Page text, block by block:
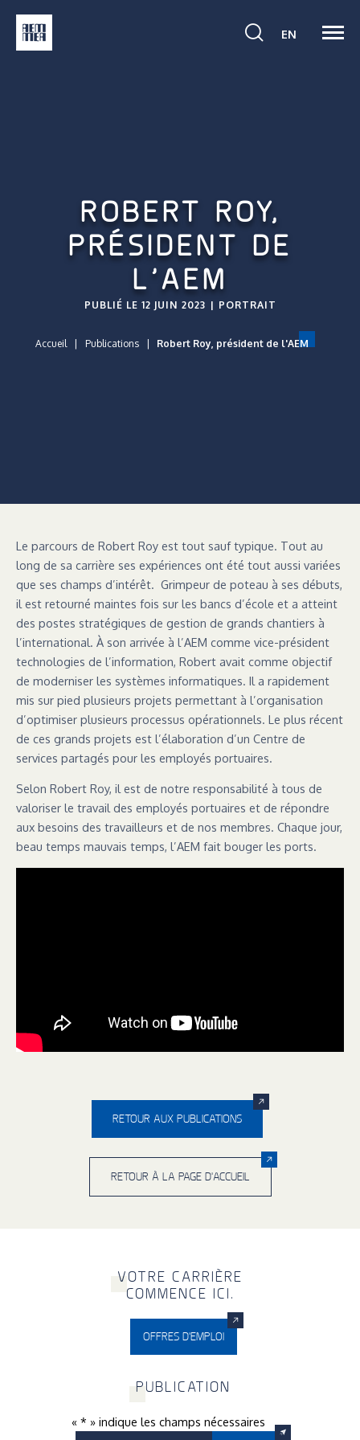
Activer
la
EN VOIR
la
ROBERT ROY,
PRÉSIDENT DE
L’AEM
PUBLIÉ LE 12 JUIN 2023 PORTRAIT
Accueil Publications Robert Roy, président de l'AEM
Le parcours de Robert Roy est tout sauf typique. Tout au
long de sa carrière ses expériences ont été tout aussi variées
que ses champs d’intérêt. Grimpeur de poteau à ses débuts,
il est retourné maintes fois sur les bancs d’école et a atteint
des postes stratégiques de gestion de grands chantiers à
l’international. À son arrivée à l’AEM comme vice-président
technologies de l’information, Robert avait comme objectif
de moderniser les systèmes informatiques. Il a rapidement
mis sur pied plusieurs projets permettant à l’organisation
d’optimiser plusieurs processus opérationnels. Le plus récent
de ces grands projets est l’élaboration d’un Centre de
services partagés pour les employés portuaires.
Selon Robert Roy, il est de notre responsabilité à tous de
valoriser le travail des employés portuaires et de répondre
aux besoins des travailleurs et de nos membres. Chaque jour,
beau temps mauvais temps, l’AEM fait bouger les ports.
RETOUR AUX PUBLICATIONS
RETOUR À LA PAGE D'ACCUEIL
PUBLICATION
« * » indique les champs nécessaires
VOTRE CARRIÈRE
COMMENCE ICI.
OFFRES D'EMPLOI